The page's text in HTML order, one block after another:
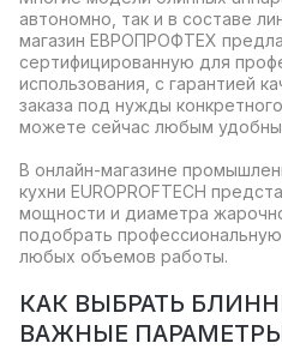
автономно, так и в составе
магазин ЕВРОПРОФТЕХ
сертифицированную для
использования, с гарантией
заказа под нужды
можете сейчас любым
В онлайн-магазине
кухни EUROPROFTECH
мощности и диаметра
подобрать
любых объемов работы.
КАК ВЫБРАТЬ
ВАЖНЫЕ